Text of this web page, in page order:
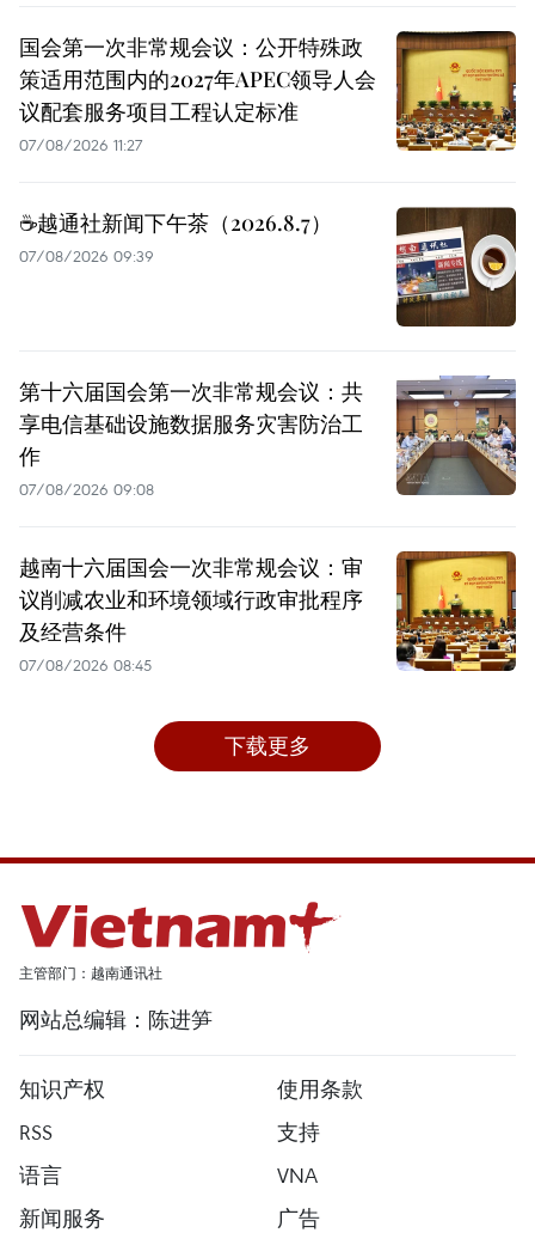
国会第一次非常规会议：公开特殊政
策适用范围内的2027年APEC领导人会
议配套服务项目工程认定标准
07/08/2026 11:27
☕️越通社新闻下午茶（2026.8.7）
07/08/2026 09:39
第十六届国会第一次非常规会议：共
享电信基础设施数据服务灾害防治工
作
07/08/2026 09:08
越南十六届国会一次非常规会议：审
议削减农业和环境领域行政审批程序
及经营条件
07/08/2026 08:45
下载更多
主管部门：越南通讯社
网站总编辑：陈进笋
知识产权
使用条款
RSS
支持
语言
VNA
新闻服务
广告